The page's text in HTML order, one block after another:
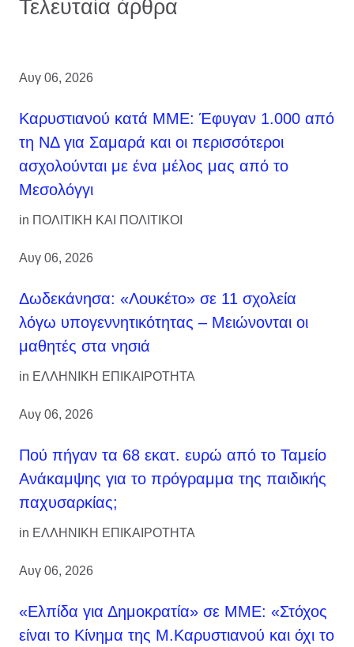
Τελευταία άρθρα
Αυγ 06, 2026
Καρυστιανού κατά ΜΜΕ: Έφυγαν 1.000 από
τη ΝΔ για Σαμαρά και οι περισσότεροι
ασχολούνται με ένα μέλος μας από το
Μεσολόγγι
in ΠΟΛΙΤΙΚΗ ΚΑΙ ΠΟΛΙΤΙΚΟΙ
Αυγ 06, 2026
Δωδεκάνησα: «Λουκέτο» σε 11 σχολεία
λόγω υπογεννητικότητας – Μειώνονται οι
μαθητές στα νησιά
in ΕΛΛΗΝΙΚΗ ΕΠΙΚΑΙΡΟΤΗΤΑ
Αυγ 06, 2026
Πού πήγαν τα 68 εκατ. ευρώ από το Ταμείο
Ανάκαμψης για το πρόγραμμα της παιδικής
παχυσαρκίας;
in ΕΛΛΗΝΙΚΗ ΕΠΙΚΑΙΡΟΤΗΤΑ
Αυγ 06, 2026
«Ελπίδα για Δημοκρατία» σε ΜΜΕ: «Στόχος
είναι το Κίνημα της Μ.Καρυστιανού και όχι το